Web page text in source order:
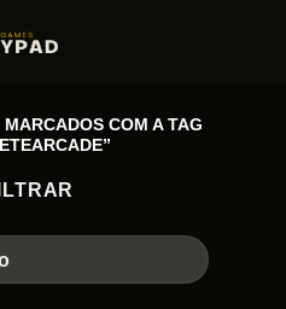
MARCADOS COM A TAG